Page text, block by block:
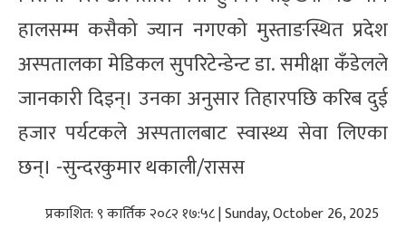
हालसम्म कसैको ज्यान नगएको मुस्ताङस्थित प्रदेश
अस्पतालका मेडिकल सुपरिटेन्डेन्ट डा. समीक्षा कँडेलले
जानकारी दिइन्। उनका अनुसार तिहारपछि करिब दुई
हजार पर्यटकले अस्पतालबाट स्वास्थ्य सेवा लिएका
छन्। -सुन्दरकुमार थकाली/रासस
प्रकाशित: ९ कार्तिक २०८२ १७:५८ | Sunday, October 26, 2025